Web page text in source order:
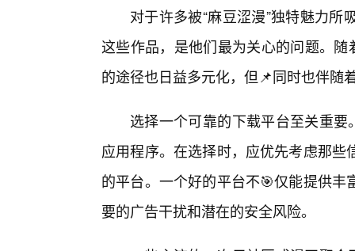
对于许多被“麻豆涩漫”独特魅力
这些作品，是他们最为关心的问题。
的途径也日益多元化，但📌同时也伴随
选择一个可靠的下载平台至关重要
应用程序。在选择时，应优先考虑那
的平台。一个好的平台不🎯仅能提供
要的广告干扰和潜在的安全风险。